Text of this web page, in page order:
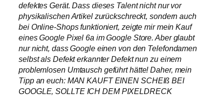
defektes Gerät. Dass dieses Talent nicht nur vor
physikalischen Artikel zurückschreckt, sondern auch
bei Online-Shops funktioniert, zeigte mir mein Kauf
eines Google Pixel 6a im Google Store. Aber glaubt
nur nicht, dass Google einen von den Telefondamen
selbst als Defekt erkannter Defekt nun zu einem
problemlosen Umtausch geführt hätte! Daher, mein
Tipp an euch: MAN KAUFT EINEN SCHEIß BEI
GOOGLE, SOLLTE ICH DEM PIXELDRECK